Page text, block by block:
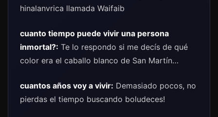
hinalanvrica llamada Waifaib
cuanto tiempo puede vivir una persona
inmortal?: Te lo respondo si me decís de qué
color era el caballo blanco de San Martín…
cuantos años voy a vivir: Demasiado pocos, no
pierdas el tiempo buscando boludeces!